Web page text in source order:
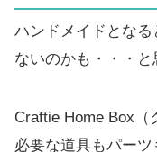
ハンドメイドとな
ないのかも・・・と
Craftie Home Box（
必要な道具もパー